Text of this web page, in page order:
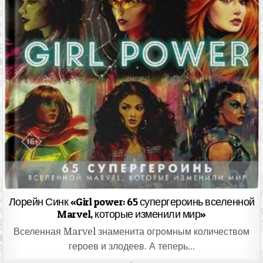
Лорейн Синк «Girl power: 65 супергероинь вселенной
Marvel, которые изменили мир»
Вселенная Marvel знаменита огромным количеством
героев и злодеев. А теперь…